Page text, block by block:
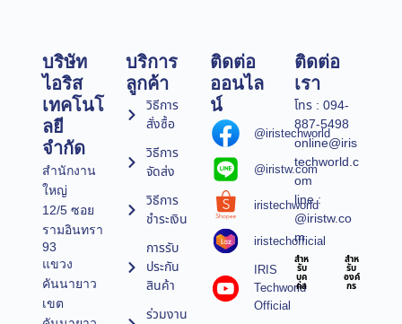
บริษัท
ไอริส
เทคโนโ
ลยี
จำกัด
สำนักงาน
ใหญ่
12/5 ซอย
รามอินทรา
93
แขวง
คันนายาว
เขต
บริการ
ลูกค้า
วิธีการ
สั่งซื้อ
วิธีการ
จัดส่ง
วิธีการ
ชำระเงิน
การรับ
ประกัน
สินค้า
ร่วมงาน
ติดต่อ
ออนไล
น์
@iristechworld
@iristw.com
iristechworld
iristechofficial
IRIS
Techworld
Official
ติดต่อ
เรา
โทร : 094-
887-5498
online@iris
techworld.c
om
line :
@iristw.co
m
สำห
รับ
บุค
คล
สำห
รับ
องค์
กร